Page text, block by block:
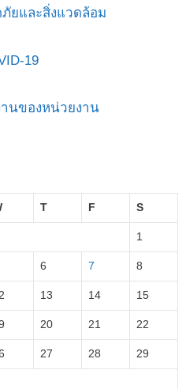
ยและสิ่งแวดล้อม
19
นของหน่วยงาน
T F S
1
6 7 8
13 14 15
20 21 22
27 28 29